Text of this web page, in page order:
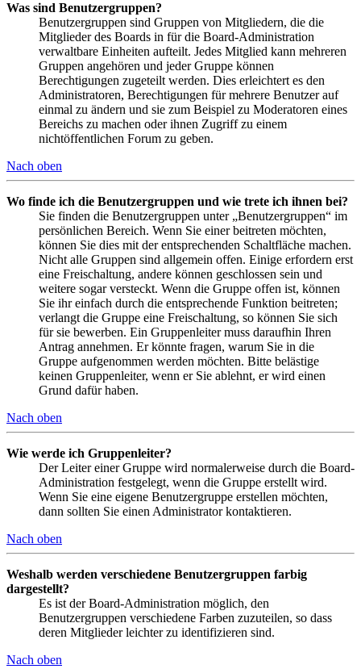
Was sind Benutzergruppen?
Benutzergruppen sind Gruppen von Mitgliedern, die die
Mitglieder des Boards in für die Board-Administration
verwaltbare Einheiten aufteilt. Jedes Mitglied kann mehreren
Gruppen angehören und jeder Gruppe können
Berechtigungen zugeteilt werden. Dies erleichtert es den
Administratoren, Berechtigungen für mehrere Benutzer auf
einmal zu ändern und sie zum Beispiel zu Moderatoren eines
Bereichs zu machen oder ihnen Zugriff zu einem
nichtöffentlichen Forum zu geben.
Nach oben
Wo finde ich die Benutzergruppen und wie trete ich ihnen bei?
Sie finden die Benutzergruppen unter „Benutzergruppen“ im
persönlichen Bereich. Wenn Sie einer beitreten möchten,
können Sie dies mit der entsprechenden Schaltfläche machen.
Nicht alle Gruppen sind allgemein offen. Einige erfordern erst
eine Freischaltung, andere können geschlossen sein und
weitere sogar versteckt. Wenn die Gruppe offen ist, können
Sie ihr einfach durch die entsprechende Funktion beitreten;
verlangt die Gruppe eine Freischaltung, so können Sie sich
für sie bewerben. Ein Gruppenleiter muss daraufhin Ihren
Antrag annehmen. Er könnte fragen, warum Sie in die
Gruppe aufgenommen werden möchten. Bitte belästige
keinen Gruppenleiter, wenn er Sie ablehnt, er wird einen
Grund dafür haben.
Nach oben
Wie werde ich Gruppenleiter?
Der Leiter einer Gruppe wird normalerweise durch die Board-
Administration festgelegt, wenn die Gruppe erstellt wird.
Wenn Sie eine eigene Benutzergruppe erstellen möchten,
dann sollten Sie einen Administrator kontaktieren.
Nach oben
Weshalb werden verschiedene Benutzergruppen farbig
dargestellt?
Es ist der Board-Administration möglich, den
Benutzergruppen verschiedene Farben zuzuteilen, so dass
deren Mitglieder leichter zu identifizieren sind.
Nach oben